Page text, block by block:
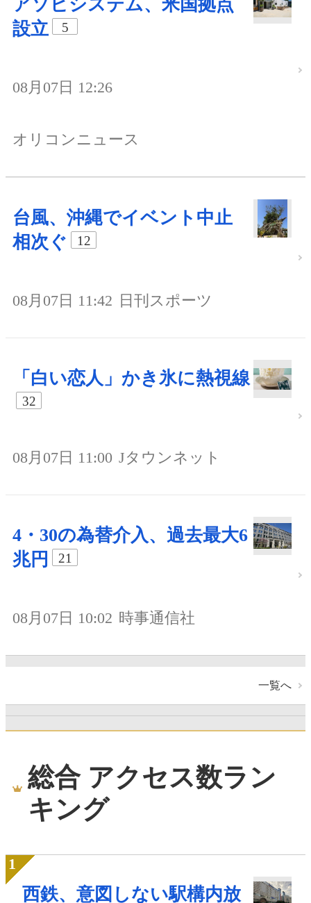
アソビシステム、米国拠点
設立
5
08月07日 12:26
オリコンニュース
台風、沖縄でイベント中止
相次ぐ
12
08月07日 11:42 日刊スポーツ
「白い恋人」かき氷に熱視線
32
08月07日 11:00 Jタウンネット
4・30の為替介入、過去最大6
兆円
21
08月07日 10:02 時事通信社
一覧へ
総合 アクセス数ラン
キング
西鉄、意図しない駅構内放